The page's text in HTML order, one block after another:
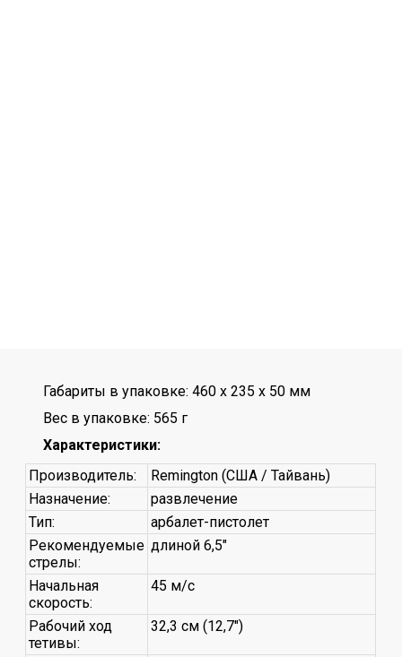
Габариты в упаковке: 460 x 235 x 50 мм
Вес в упаковке: 565 г
Характеристики:
Производитель:
Remington (США / Тайвань)
Назначение:
развлечение
Тип:
арбалет-пистолет
Рекомендуемые
стрелы:
длиной 6,5"
Начальная
скорость:
45 м/с
Рабочий ход
тетивы:
32,3 см (12,7")